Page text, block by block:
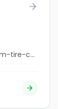
linkedin.com/company/new-millenium-tire-centre